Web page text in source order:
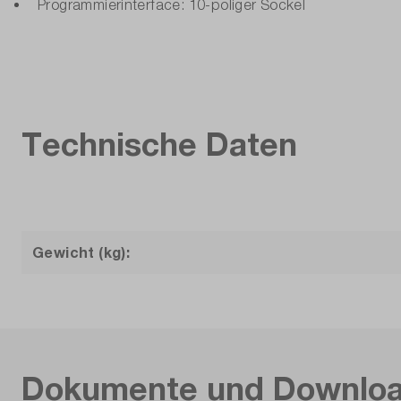
Programmierinterface: 10-poliger Sockel
Technische Daten
Gewicht (kg):
Dokumente und